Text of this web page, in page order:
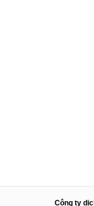
Công ty